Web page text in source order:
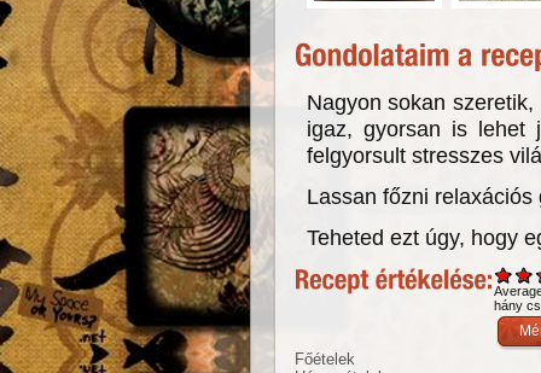
Nagyon sokan
igaz, gyorsan is lehet
felgyorsult stresszes
Lassan főzni
Teheted ezt úgy, hogy
hány
Főételek